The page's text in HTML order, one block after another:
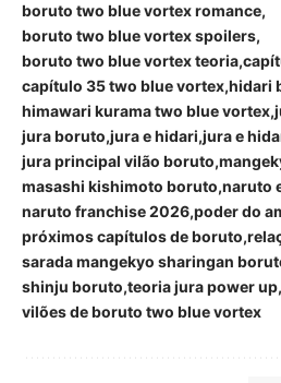
boruto two blue vortex romance
boruto two blue vortex spoilers
boruto two blue vortex teoria
capítulo 35 two blue vortex hidari
himawari kurama two blue vortex
jura boruto jura e hidari jura e
jura principal vilão boruto
masashi kishimoto boruto naruto
naruto franchise 2026 poder do
próximos capítulos de boruto
sarada mangekyo sharingan
shinju boruto teoria jura power up
vilões de boruto two blue vortex